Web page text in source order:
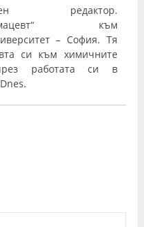
редактор.
към
– София. Тя
си към химичните
работата си в